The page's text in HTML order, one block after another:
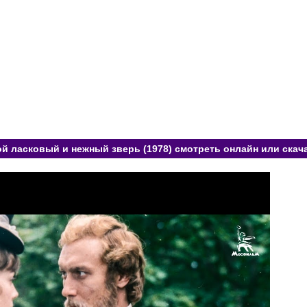
ласковый и нежный зверь (1978) смотреть онлайн или